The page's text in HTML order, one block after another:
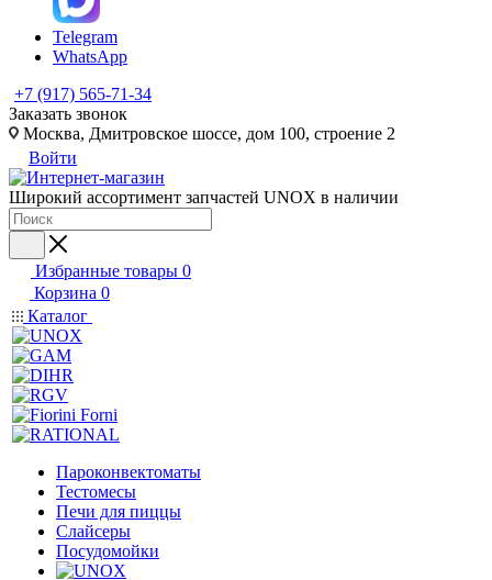
Telegram
WhatsApp
+7 (917) 565-71-34
Заказать звонок
Москва, Дмитровское шоссе, дом 100, строение 2
Войти
Широкий ассортимент запчастей UNOX в наличии
Избранные товары 0
Корзина 0
Каталог
Пароконвектоматы
Тестомесы
Печи для пиццы
Слайсеры
Посудомойки